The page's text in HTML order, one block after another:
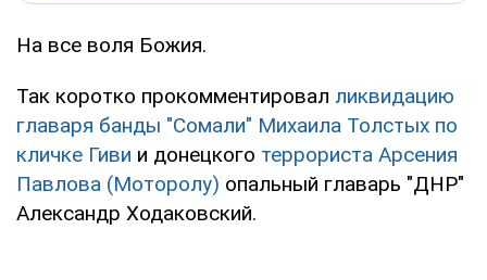
На все воля Божия.
Так коротко прокомментировал ликвидацию
главаря банды "Сомали" Михаила Толстых по
кличке Гиви и донецкого террориста Арсения
Павлова (Моторолу) опальный главарь "ДНР"
Александр Ходаковский.